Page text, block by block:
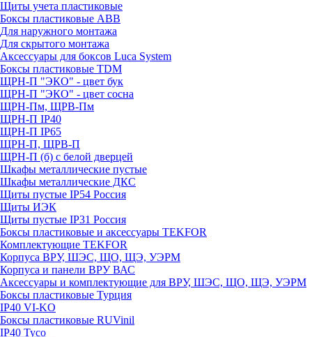
Щиты учета пластиковые
Боксы пластиковые ABB
Для наружного монтажа
Для скрытого монтажа
Аксессуары для боксов Luca System
Боксы пластиковые TDM
ЩРН-П "ЭКО" - цвет бук
ЩРН-П "ЭКО" - цвет сосна
ЩРН-Пм, ЩРВ-Пм
ЩРН-П IP40
ЩРН-П IP65
ЩРН-П, ЩРВ-П
ЩРН-П (б) с белой дверцей
Шкафы металлические пустые
Шкафы металлические ДКС
Щиты пустые IP54 Россия
Щиты ИЭК
Щиты пустые IP31 Россия
Боксы пластиковые и аксессуары TEKFOR
Комплектующие TEKFOR
Корпуса ВРУ, ШЭС, ЩО, ЩЭ, УЭРМ
Корпуса и панели ВРУ ВАС
Аксессуары и комплектующие для ВРУ, ШЭС, ЩО, ЩЭ, УЭРМ
Боксы пластиковые Турция
IP40 VI-KO
Боксы пластиковые RUVinil
IP40 Тусо